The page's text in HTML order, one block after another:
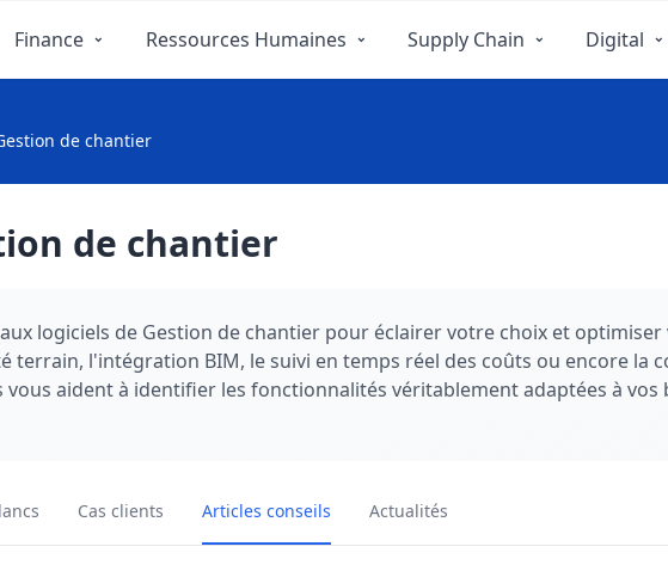
Finance Ressources Humaines Supply Chain Digital
de chantier
de chantier
logiciels de Gestion de chantier pour éclairer votre choix et
terrain, l'intégration BIM, le suivi en temps réel des coûts ou encore la
vous aident à identifier les fonctionnalités véritablement adaptées à
indispensable pour préparer sereinement votre transition digitale.
Cas clients Articles conseils Actualités